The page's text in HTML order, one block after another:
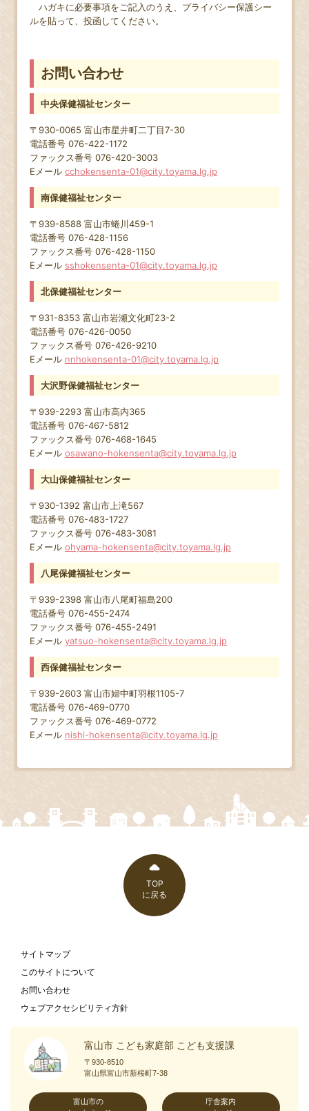
ハガキに必要事項をご記入のうえ、プライバシー保護シー
ルを貼って、投函してください。
お問い合わせ
中央保健福祉センター
〒930-0065 富山市星井町二丁目7-30
電話番号 076-422-1172
ファックス番号 076-420-3003
Eメール cchokensenta-01@city.toyama.lg.jp
南保健福祉センター
〒939-8588 富山市蜷川459-1
電話番号 076-428-1156
ファックス番号 076-428-1150
Eメール sshokensenta-01@city.toyama.lg.jp
北保健福祉センター
〒931-8353 富山市岩瀬文化町23-2
電話番号 076-426-0050
ファックス番号 076-426-9210
Eメール nnhokensenta-01@city.toyama.lg.jp
大沢野保健福祉センター
〒939-2293 富山市高内365
電話番号 076-467-5812
ファックス番号 076-468-1645
Eメール osawano-hokensenta@city.toyama.lg.jp
大山保健福祉センター
〒930-1392 富山市上滝567
電話番号 076-483-1727
ファックス番号 076-483-3081
Eメール ohyama-hokensenta@city.toyama.lg.jp
八尾保健福祉センター
〒939-2398 富山市八尾町福島200
電話番号 076-455-2474
ファックス番号 076-455-2491
Eメール yatsuo-hokensenta@city.toyama.lg.jp
西保健福祉センター
〒939-2603 富山市婦中町羽根1105-7
電話番号 076-469-0770
ファックス番号 076-469-0772
Eメール nishi-hokensenta@city.toyama.lg.jp
TOP
に戻る
サイトマップ
このサイトについて
お問い合わせ
ウェブアクセシビリティ方針
富山市 こども家庭部 こども支援課
〒930-8510
富山県富山市新桜町7-38
富山市の
庁舎案内